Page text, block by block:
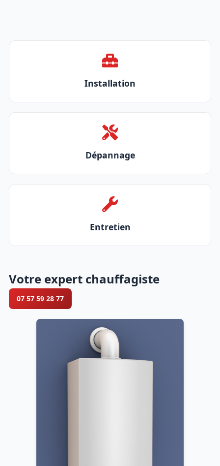
Installation
Dépannage
Entretien
Votre expert chauffagiste
07 57 59 28 77